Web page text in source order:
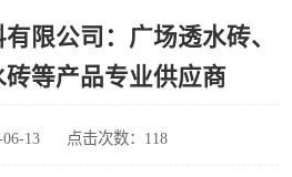
限公司：广场透水砖、
等产品专业供应商
13 点击次数：118